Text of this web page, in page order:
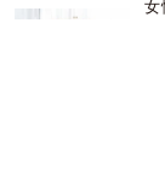
女